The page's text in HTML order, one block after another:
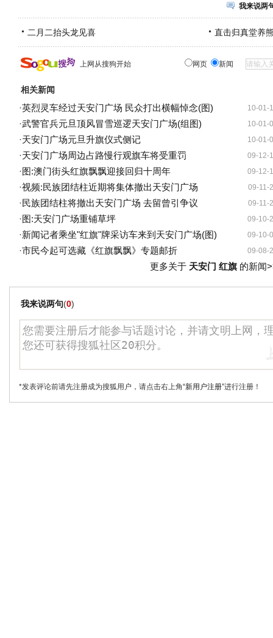
我来说两
二月二抬头龙见喜 直击归真堂养
上网从搜狗开始 网页 新闻
相关新闻
10-01-
·英烈灵车经过天安门广场 民众打出横幅悼念(图)
10-01-
·武警官兵元旦顶风冒雪巡逻天安门广场(组图)
10-01-
·天安门广场元旦升旗仪式侧记
09-12-
·天安门广场周边占路慢行观旗车将受重罚
09-12-
· 图:澳门街头红旗飘飘迎接回归十周年
09-11-
·视频:民族团结柱近期将集体撤出天安门广场
09-11-
·民族团结柱将撤出天安门广场 去留曾引争议
09-10-
· 图:天安门广场重铺草坪
09-10-
·新闻记者乘坐"红旗"牌采访车来到天安门广场(图)
09-08-
·市民今起可选藏《红旗飘飘》专题邮折
更多关于 天安门 红旗的新闻
我来说两句(0)
*发表评论前请先注册成为搜狐用户，请点击右上角“新用户注册”进行注册！